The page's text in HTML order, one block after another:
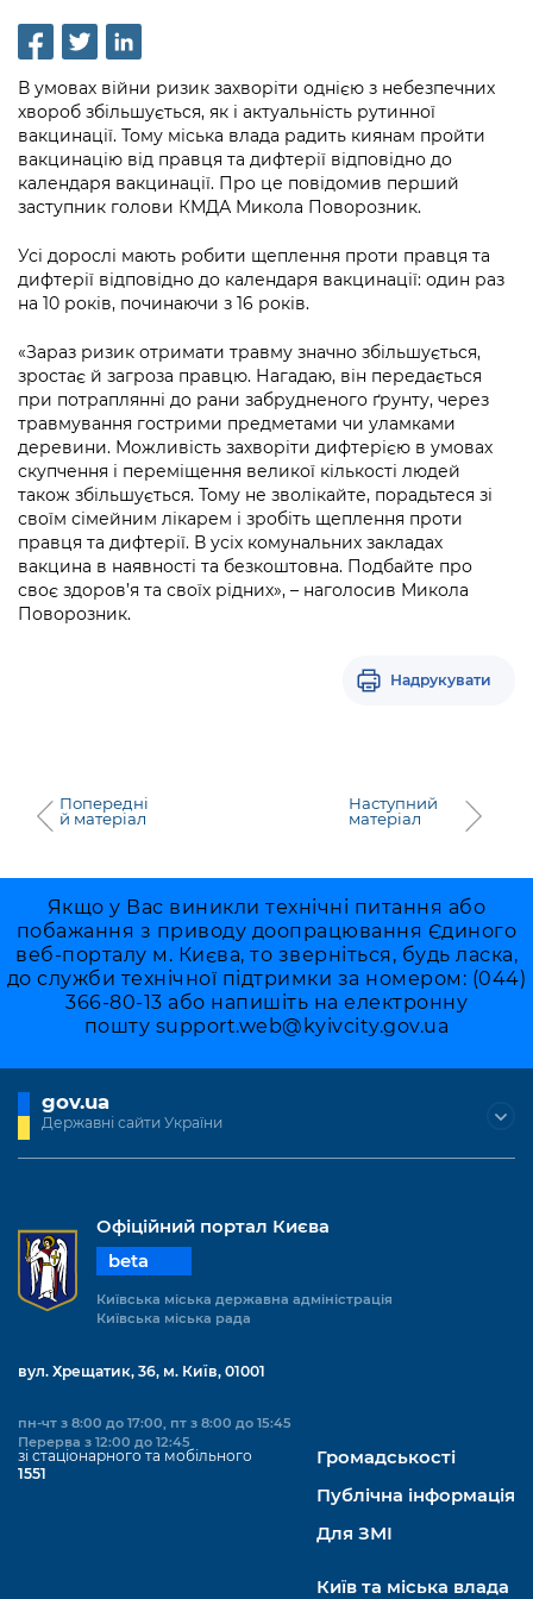
Проєкти розпоряджень, що
перебувають на погодженні КМВА
Рішення Київради
Контактна інформація
Вакансії
Звернення громадян
Регуляторна діяльність
Промисловість і наука Києва
Підприємства, установи, організації
Kyiv International Relations
Освіта та навчальні заклади
Навколишнє середовище міста
Містобудування та земельні ділянки
Культура, спорт, дозвілля
Бізнес та ліцензування
Фінанси та бюджет
Безпека та правопорядок
Ритуальні послуги
Іноземцям / For foreigners
Пам'ятки культурної спадщини
Портал Захисників та Захисниць
Безбар'єрність
Громадська експертиза
Консультації з громадськістю
Громадська рада
Петиції
Відкритий бюджет
Допомога учасникам АТО
Рада з питань внутрішньо переміщених
осіб при Київській міській військовій
адміністрації
«Ініціатива «Партнерство «Відкритий
Уряд» – місцевий рівень»
Важливе під час воєнного стану
Інформація з обмеженим доступом
Подати запит онлайн
Проекти нормативно-правових та
інших актів
Питання і відповіді про публічну
інформацію
Порядок оскарження рішень, дій чи
бездіяльності розпорядників інформації
Звіти про опрацювання запитів на
публічну інформацію
Інформація для споживачів
Про відкриті дані
Портал даних Києва
Медіагалерея
Підписатися на новини та анонси від
КМДА / Subscribe to announcements
from the KCSA
Порядок акредитації медіа /
Accreditation process
Подати журналістський запит /
Submitting a media request
стану / Rules for media coverage of
hospitals at work under martial law
Контакти для медіа / Contacts for mass
media
Портал Послуг
В умовах війни ризик захворіти однією з небезпечних
хвороб збільшується, як і актуальність рутинної
вакцинації. Тому міська влада радить киянам пройти
вакцинацію від правця та дифтерії відповідно до
календаря вакцинації. Про це повідомив перший
заступник голови КМДА Микола Поворозник.
Усі дорослі мають робити щеплення проти правця та
дифтерії відповідно до календаря вакцинації: один раз
на 10 років, починаючи з 16 років.
«Зараз ризик отримати травму значно збільшується,
зростає й загроза правцю. Нагадаю, він передається
при потраплянні до рани забрудненого ґрунту, через
травмування гострими предметами чи уламками
деревини. Можливість захворіти дифтерією в умовах
скупчення і переміщення великої кількості людей
також збільшується. Тому не зволікайте, порадьтеся зі
своїм сімейним лікарем і зробіть щеплення проти
правця та дифтерії. В усіх комунальних закладах
вакцина в наявності та безкоштовна. Подбайте про
своє здоров’я та своїх рідних», – наголосив Микола
Поворозник.
Надрукувати
Попередні
й матеріал
Наступний
матеріал
Якщо у Вас виникли технічні питання або
побажання з приводу доопрацювання Єдиного
веб-порталу м. Києва, то зверніться, будь ласка,
до служби технічної підтримки за номером: (044)
366-80-13 або напишіть на електронну
пошту support.web@kyivcity.gov.ua
gov.ua
Державні сайти України
Офіційний портал Києва
beta
Київська міська державна адміністрація
Київська міська рада
вул. Хрещатик, 36, м. Київ, 01001
пн-чт з 8:00 до 17:00, пт з 8:00 до 15:45
Перерва з 12:00 до 12:45
зі стаціонарного та мобільного
1551
Громадськості
Публічна інформація
Для ЗМІ
Київ та міська влада